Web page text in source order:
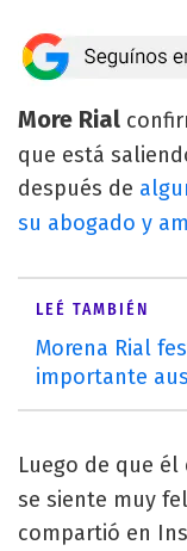
More Rial
que está
después de
su abogado y
LEÉ TAMBIÉN
Morena Rial
importante
Luego de que
se siente muy
compartió en